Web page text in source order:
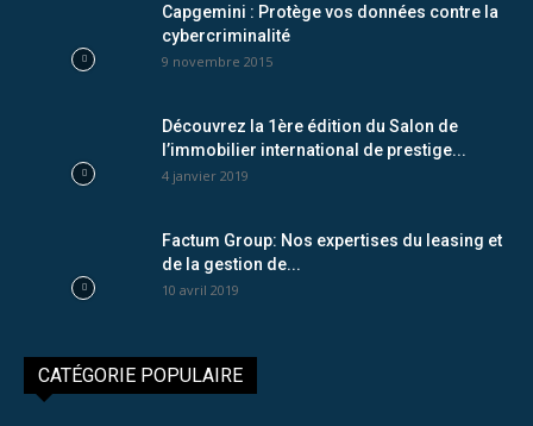
Capgemini : Protège vos données contre la
cybercriminalité
9 novembre 2015
Découvrez la 1ère édition du Salon de
l’immobilier international de prestige...
4 janvier 2019
Factum Group: Nos expertises du leasing et
de la gestion de...
10 avril 2019
CATÉGORIE POPULAIRE